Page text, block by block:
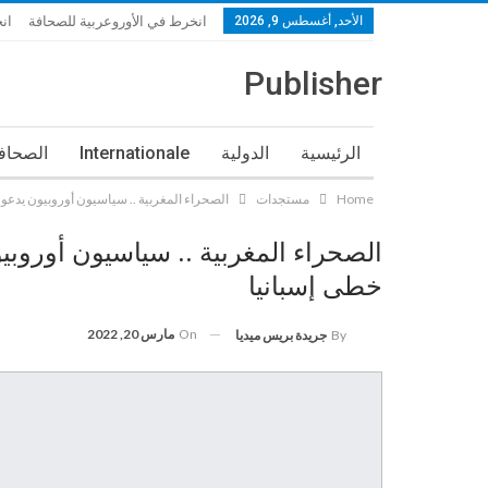
الأحد, أغسطس 9, 2026 انخرط في الأوروعربية للصحافة
Publisher
الرئيسية الدولية Internationale
Home مستجدات الصحراء المغربية .. سياسيون أوروبيون
الصحراء المغربية .. سياسيون
خطى إسبانيا
By جريدة بريس ميديا On مارس 20, 2022